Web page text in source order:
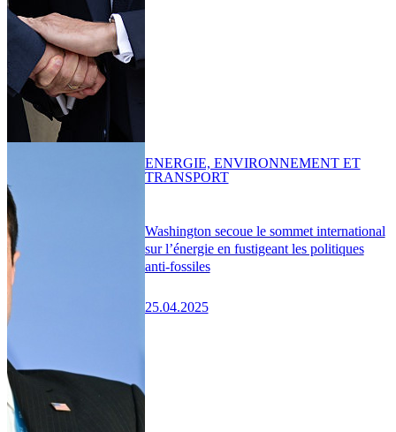
Washington secoue le sommet international
sur l’énergie en fustigeant les politiques
anti-fossiles
25.04.2025
ENERGIE, ENVIRONNEMENT ET
TRANSPORT